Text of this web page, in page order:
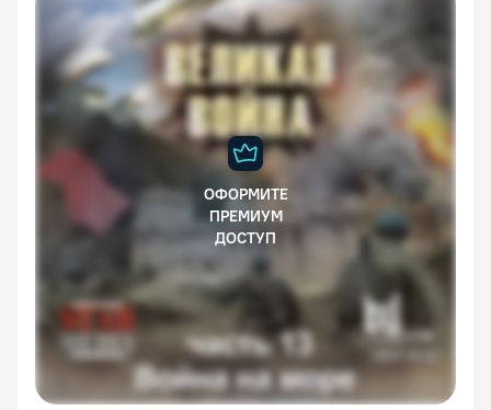
ОФОРМИТЕ
ПРЕМИУМ
ДОСТУП